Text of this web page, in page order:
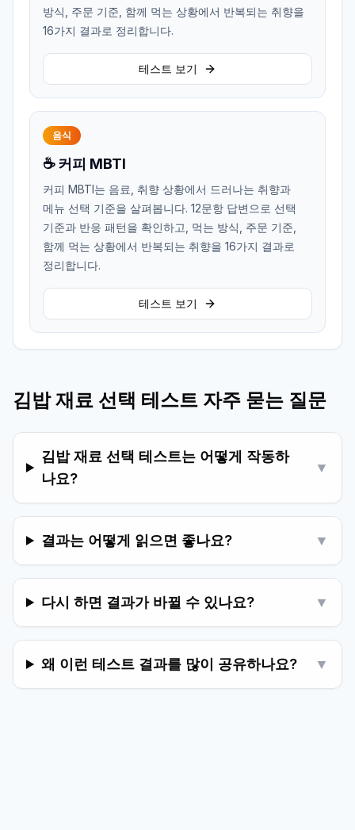
방식, 주문 기준, 함께 먹는 상황에서 반복되는 취향을
16가지 결과로 정리합니다.
테스트 보기
음식
☕ 커피 MBTI
커피 MBTI는 음료, 취향 상황에서 드러나는 취향과
메뉴 선택 기준을 살펴봅니다. 12문항 답변으로 선택
기준과 반응 패턴을 확인하고, 먹는 방식, 주문 기준,
함께 먹는 상황에서 반복되는 취향을 16가지 결과로
정리합니다.
테스트 보기
김밥 재료 선택 테스트 자주 묻는 질문
김밥 재료 선택 테스트는 어떻게 작동하
나요?
▼
결과는 어떻게 읽으면 좋나요? ▼
다시 하면 결과가 바뀔 수 있나요? ▼
왜 이런 테스트 결과를 많이 공유하나요? ▼